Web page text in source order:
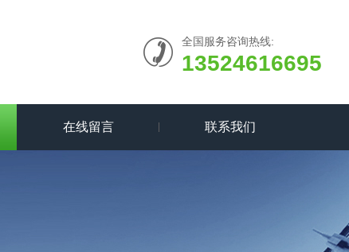
全国服务咨询热线:
13524616695
在线留言 联系我们